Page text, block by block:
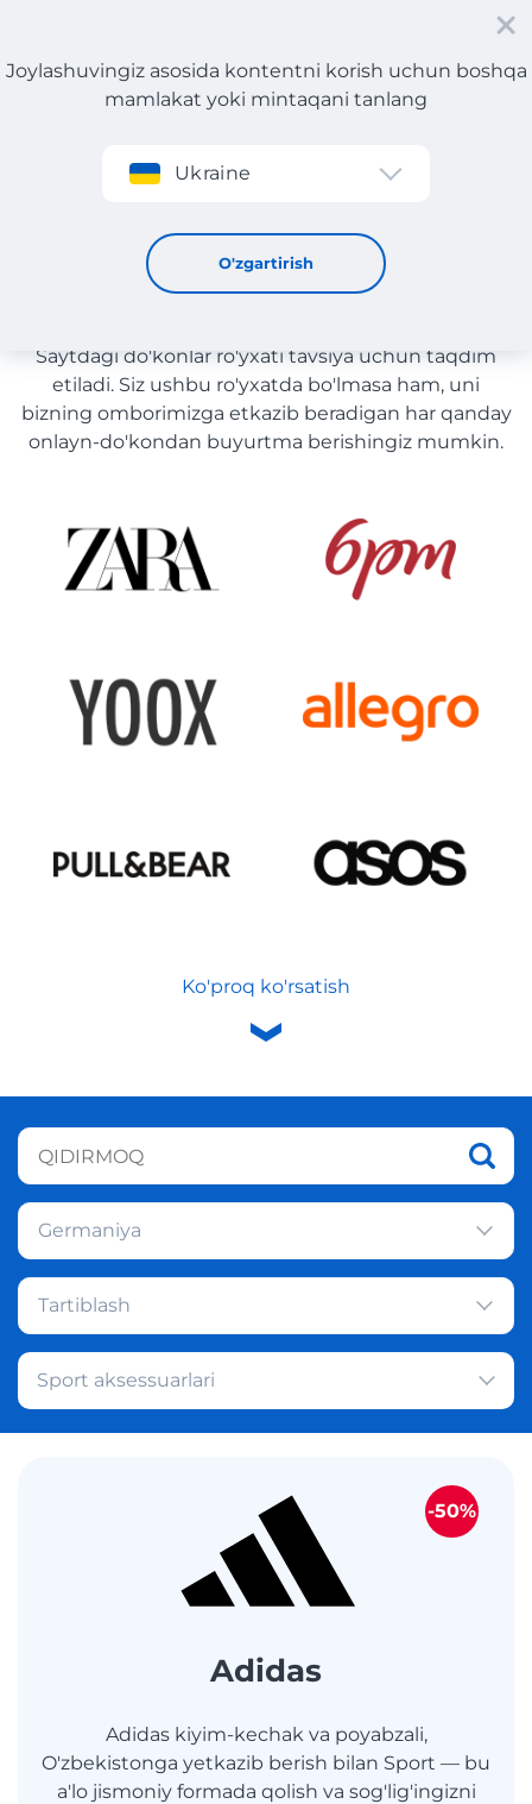
Roʻyxatdan oʻtish
Joylashuvingiz asosida kontentni korish uchun boshqa
mamlakat yoki mintaqani tanlang
Ukraine
O'zgartirish
Sport aksessuarlari yetkazib berish bilan O'zbekiston
Sport aksessuarlari yetkazib
berish bilan O'zbekiston
Saytdagi do'konlar ro'yxati tavsiya uchun taqdim
etiladi. Siz ushbu ro'yxatda bo'lmasa ham, uni
bizning omborimizga etkazib beradigan har qanday
onlayn-do'kondan buyurtma berishingiz mumkin.
Ko'proq ko'rsatish
Germaniya
Tartiblash
Sport aksessuarlari
Adidas
Adidas kiyim-kechak va poyabzali,
O'zbekistonga yetkazib berish bilan Sport — bu
a'lo jismoniy formada qolish va sog'lig'ingizni
-50%